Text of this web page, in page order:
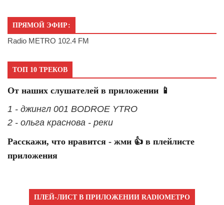
ПРЯМОЙ ЭФИР:
Radio METRO 102.4 FM
ТОП 10 ТРЕКОВ
От наших слушателей в приложении 📱
1 - джингл 001 BODROE YTRO
2 - ольга краснова - реки
Расскажи, что нравится - жми 👍 в плейлисте
приложения
ПЛЕЙ-ЛИСТ В ПРИЛОЖЕНИИ RADIOМЕТРО